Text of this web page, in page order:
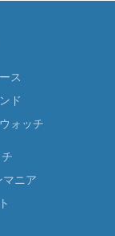
ス
ド
ォッチ
ニア